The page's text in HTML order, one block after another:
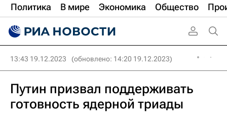
Политика В мире Экономика Общество
13:43 19.12.2023 (обновлено: 14:20 19.12.2023)
Путин призвал поддерживать
готовность ядерной триады